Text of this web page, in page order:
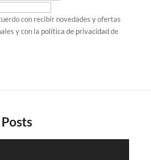
con recibir novedades y ofertas
y con la política de privacidadde